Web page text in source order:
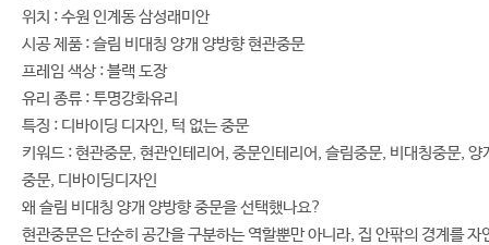
위치 : 수원 인계동 삼성래미안
시공 제품 : 슬림 비대칭 양개 양방향 현관중문
프레임 색상 : 블랙 도장
유리 종류 : 투명강화유리
특징 : 디바이딩 디자인, 턱 없는 중문
키워드 : 현관중문, 현관인테리어, 중문인테리어, 슬림중문, 비대칭중문, 양
중문, 디바이딩디자인
왜 슬림 비대칭 양개 양방향 중문을 선택했나요?
현관중문은 단순히 공간을 구분하는 역할뿐만 아니라, 집 안팎의 경계를 자